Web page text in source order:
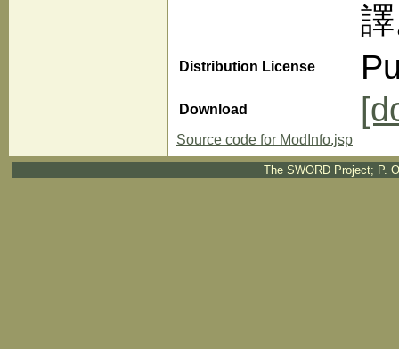
Distribution License
Download
Source code for ModInfo.jsp
The SWORD Project; P.